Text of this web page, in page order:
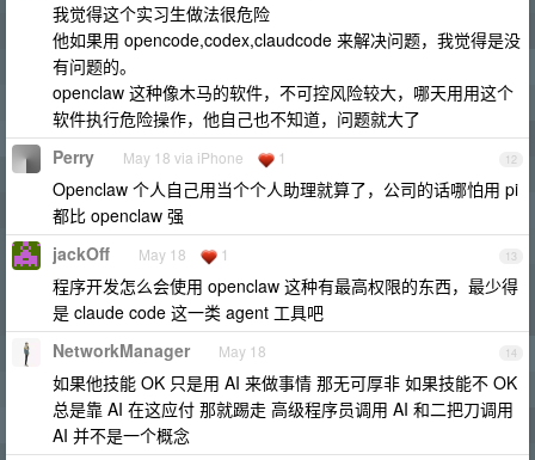
我觉得这个实习生做法很危险
他如果用 opencode,codex,claudcode 来解决问题，我觉得是没
有问题的。
openclaw 这种像木马的软件，不可控风险较大，哪天用用这个
软件执行危险操作，他自己也不知道，问题就大了
12
Perry May 18 via iPhone 1
Openclaw 个人自己用当个个人助理就算了，公司的话哪怕用 pi
都比 openclaw 强
13
jackOff May 18 1
程序开发怎么会使用 openclaw 这种有最高权限的东西，最少得
是 claude code 这一类 agent 工具吧
14
NetworkManager May 18
如果他技能 OK 只是用 AI 来做事情 那无可厚非 如果技能不 OK
总是靠 AI 在这应付 那就踢走 高级程序员调用 AI 和二把刀调用
AI 并不是一个概念